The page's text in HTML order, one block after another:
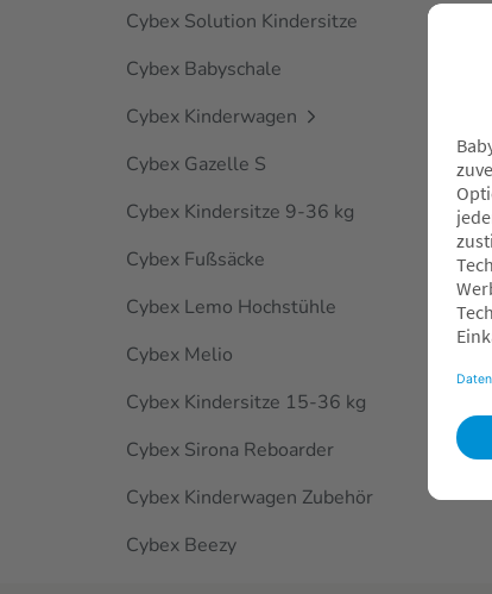
Cybex Solution Kindersitze
Cybex Babyschale
Cybex Kinderwagen
Cybex Gazelle S
Cybex Kindersitze 9-36 kg
Cybex Fußsäcke
Cybex Lemo Hochstühle
Cybex Melio
Cybex Kindersitze 15-36 kg
Cybex Sirona Reboarder
Cybex Kinderwagen Zubehör
Cybex Beezy